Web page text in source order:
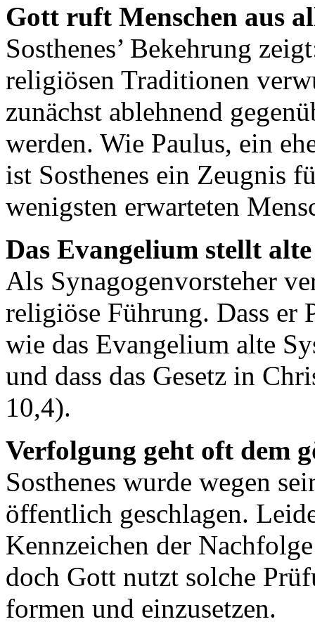
Gott ruft Menschen aus
Sosthenes’ Bekehrung
religiösen Traditionen
zunächst ablehnend
werden. Wie Paulus, ein
ist Sosthenes ein Zeugnis
wenigsten erwarteten
Das Evangelium stellt
Als Synagogenvorsteher
religiöse Führung. Dass er
wie das Evangelium alte
und dass das Gesetz in
10,4).
Verfolgung geht oft dem
Sosthenes wurde wegen
öffentlich geschlagen.
Kennzeichen der
doch Gott nutzt solche
formen und einzusetzen.